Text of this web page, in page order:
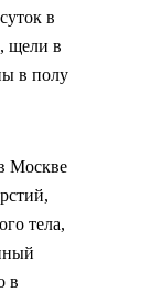
в
щели в
в полу
тела,
в